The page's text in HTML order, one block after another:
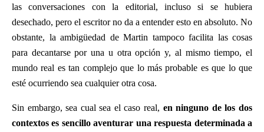
las conversaciones con la editorial, incluso si se hubiera
desechado, pero el escritor no da a entender esto en absoluto. No
obstante, la ambigüedad de Martin tampoco facilita las cosas
para decantarse por una u otra opción y, al mismo tiempo, el
mundo real es tan complejo que lo más probable es que lo que
esté ocurriendo sea cualquier otra cosa.
Sin embargo, sea cual sea el caso real, en ninguno de los dos
contextos es sencillo aventurar una respuesta determinada a